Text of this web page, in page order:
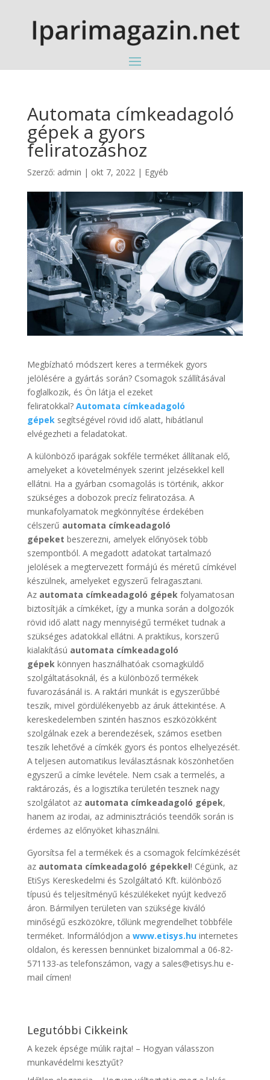
Automata címkeadagoló
gépek a gyors
feliratozáshoz
Szerző: admin | okt 7, 2022 | Egyéb
Megbízható módszert keres a termékek gyors
jelölésére a gyártás során? Csomagok szállításával
foglalkozik, és Ön látja el ezeket
feliratokkal? Automata címkeadagoló
gépeksegítségével rövid idő alatt, hibátlanul
elvégezheti a feladatokat.
A különböző iparágak sokféle terméket állítanak elő,
amelyeket a követelmények szerint jelzésekkel kell
ellátni. Ha a gyárban csomagolás is történik, akkor
szükséges a dobozok precíz feliratozása. A
munkafolyamatok megkönnyítése érdekében
célszerű automata címkeadagoló
gépeket beszerezni, amelyek előnyösek több
szempontból. A megadott adatokat tartalmazó
jelölések a megtervezett formájú és méretű címkével
készülnek, amelyeket egyszerű felragasztani.
Az automata címkeadagoló gépek folyamatosan
biztosítják a címkéket, így a munka során a dolgozók
rövid idő alatt nagy mennyiségű terméket tudnak a
szükséges adatokkal ellátni. A praktikus, korszerű
kialakítású automata címkeadagoló
gépek könnyen használhatóak csomagküldő
szolgáltatásoknál, és a különböző termékek
fuvarozásánál is. A raktári munkát is egyszerűbbé
teszik, mivel gördülékenyebb az áruk áttekintése. A
kereskedelemben szintén hasznos eszközökként
szolgálnak ezek a berendezések, számos esetben
teszik lehetővé a címkék gyors és pontos elhelyezését.
A teljesen automatikus leválasztásnak köszönhetően
egyszerű a címke levétele. Nem csak a termelés, a
raktározás, és a logisztika területén tesznek nagy
szolgálatot az automata címkeadagoló gépek,
hanem az irodai, az adminisztrációs teendők során is
érdemes az előnyöket kihasználni.
Gyorsítsa fel a termékek és a csomagok felcímkézését
az automata címkeadagoló gépekkel! Cégünk, az
EtiSys Kereskedelmi és Szolgáltató Kft. különböző
típusú és teljesítményű készülékeket nyújt kedvező
áron. Bármilyen területen van szüksége kiváló
minőségű eszközökre, tőlünk megrendelhet többféle
terméket. Informálódjon a www.etisys.hu internetes
oldalon, és keressen bennünket bizalommal a 06-82-
571133-as telefonszámon, vagy a sales@etisys.hu e-
mail címen!
Legutóbbi Cikkeink
A kezek épsége múlik rajta! – Hogyan válasszon
munkavédelmi kesztyűt?